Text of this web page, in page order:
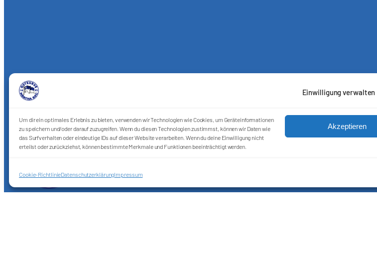
Einwilligung verwalten
Um dir ein optimales Erlebnis zu bieten, verwenden wir Technologien wie Cookies, um Geräteinformationen
zu speichern und/oder darauf zuzugreifen. Wenn du diesen Technologien zustimmst, können wir Daten wie
das Surfverhalten oder eindeutige IDs auf dieser Website verarbeiten. Wenn du deine Einwilligung nicht
erteilst oder zurückziehst, können bestimmte Merkmale und Funktionen beeinträchtigt werden.
Akzeptieren
Cookie-RichtlinieDatenschutzerklärungImpressum
Kontakt
Impressum